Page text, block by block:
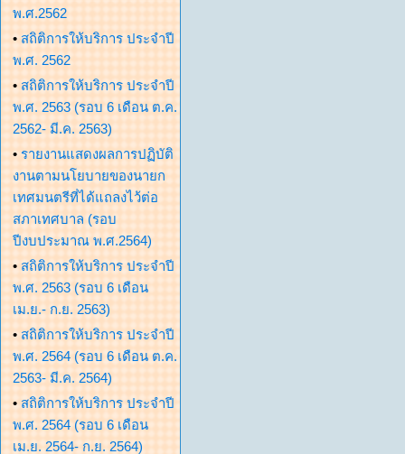
พ.ศ.2562
• สถิติการให้บริการ ประจำปี
พ.ศ. 2562
• สถิติการให้บริการ ประจำปี
พ.ศ. 2563 (รอบ 6 เดือน ต.ค.
2562- มี.ค. 2563)
• รายงานแสดงผลการปฏิบัติ
งานตามนโยบายของนายก
เทศมนตรีที่ได้แถลงไว้ต่อ
สภาเทศบาล (รอบ
ปีงบประมาณ พ.ศ.2564)
• สถิติการให้บริการ ประจำปี
พ.ศ. 2563 (รอบ 6 เดือน
เม.ย.- ก.ย. 2563)
• สถิติการให้บริการ ประจำปี
พ.ศ. 2564 (รอบ 6 เดือน ต.ค.
2563- มี.ค. 2564)
• สถิติการให้บริการ ประจำปี
พ.ศ. 2564 (รอบ 6 เดือน
เม.ย. 2564- ก.ย. 2564)